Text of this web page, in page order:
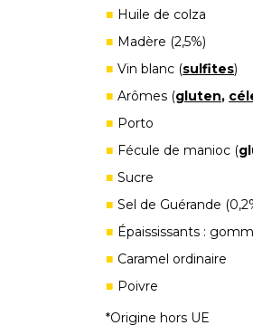
Huile de colza
Madère (2,5%)
Vin blanc (sulfites)
Arômes (gluten,
Porto
Fécule de manioc (
Sucre
Sel de Guérande
Épaississants :
Caramel ordinaire
Poivre
*Origine hors UE